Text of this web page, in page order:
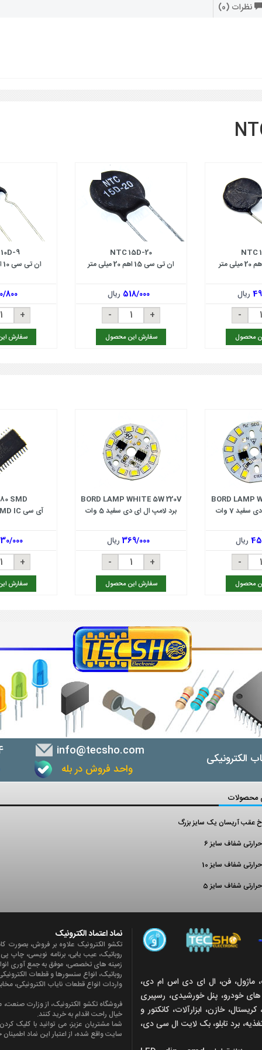
نظرات (0)
9
ان تی سی 10 اهم 9میلی متر
800
سفارش
NTC 15D-20
ان تی سی 15 اهم 20 میلی متر
518/000 ریال
سفارش این محصول
NTC
ریال
محصول
SMD
آی سی AD52580 SMD IC
000
سفارش
BORD LAMP WHITE 5W 220V
برد لامپ ال ای دی سفید 5 وات
369/000ریال
سفارش این محصول
BORD LAMP
7 وات
ریال
محصول
الکترونیکی
info@tecsho.com
واحد فروش در بله
محصولات
عقب آریسان یک سایز بزرگ
شفاف سایز 6
شفاف سایز 10
شفاف سایز 5
ماژول، فن، ال ای دی اس ام دی،
های خودرو، پنل خورشیدی، رسپبری
خازن، ابزارآلات، کانکتور و
برد تابلو، بک لایت ال سی دی،
نماد اعتماد الکترونیک
تکشو الکترونیک علاوه بر فروش، بصورت
روباتيک، عیب یابی، برنامه نویسی،
زمينه های تخصصی، موفق به جمع آوری
روباتيک، انواع سنسورها و قطعات
واردات انواع قطعات ناياب الکترونيکی،
فروشگاه تکشو الکترونیک، از وزارت
خیال راحت اقدام به خرید کنند.
شما مشتریان عزیز، می توانید با کلیک
سایت واقع شده، از اعتبار این نماد